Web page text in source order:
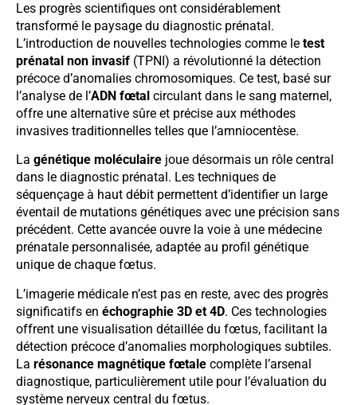
Les progrès scientifiques ont considérablement
transformé le paysage du diagnostic prénatal.
L’introduction de nouvelles technologies comme le test
prénatal non invasif (TPNI) a révolutionné la détection
précoce d’anomalies chromosomiques. Ce test, basé sur
l’analyse de l’ADN fœtal circulant dans le sang maternel,
offre une alternative sûre et précise aux méthodes
invasives traditionnelles telles que l’amniocentèse.
La génétique moléculaire joue désormais un rôle central
dans le diagnostic prénatal. Les techniques de
séquençage à haut débit permettent d’identifier un large
éventail de mutations génétiques avec une précision sans
précédent. Cette avancée ouvre la voie à une médecine
prénatale personnalisée, adaptée au profil génétique
unique de chaque fœtus.
L’imagerie médicale n’est pas en reste, avec des progrès
significatifs en échographie 3D et 4D. Ces technologies
offrent une visualisation détaillée du fœtus, facilitant la
détection précoce d’anomalies morphologiques subtiles.
La résonance magnétique fœtale complète l’arsenal
diagnostique, particulièrement utile pour l’évaluation du
système nerveux central du fœtus.